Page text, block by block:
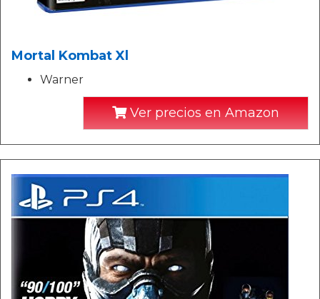
Mortal Kombat Xl
Warner
Ver precios en Amazon